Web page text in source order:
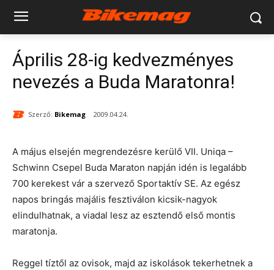
Április 28-ig kedvezményes
nevezés a Buda Maratonra!
Szerző: Bikemag 2009.04.24.
A május elsején megrendezésre kerülő VII. Uniqa –
Schwinn Csepel Buda Maraton napján idén is legalább
700 kerekest vár a szervező Sportaktív SE. Az egész
napos bringás majális fesztiválon kicsik-nagyok
elindulhatnak, a viadal lesz az esztendő első montis
maratonja.
Reggel tíztől az ovisok, majd az iskolások tekerhetnek a